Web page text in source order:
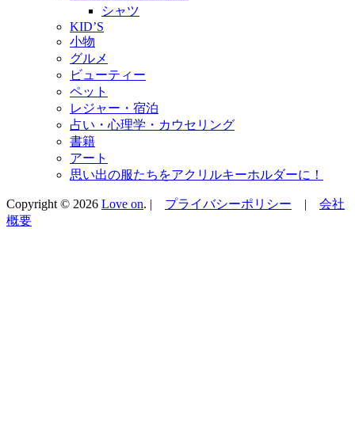
シャツ
KID’S
小物
グルメ
ビューティー
ペット
レジャー・宿泊
占い・心理学・カウセリング
書籍
アート
思い出の服たちをアクリルキーホルダーに！
Copyright © 2026 Love on. | プライバシーポリシー | 会社
概要